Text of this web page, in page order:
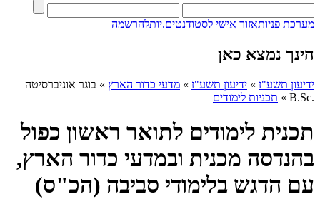
מערכת פניותאזור אישי לסטודנטים.יותלהרשמה
הינך נמצא כאן
ידיעון תשע"ז » ידיעון תשע"ז » מדעי כדור הארץ » בוגר אוניברסיטה
.B.Sc
» תכניות לימודים
תכנית לימודים לתואר ראשון כפול
בהנדסה מכנית ובמדעי כדור הארץ,
עם הדגש בלימודי סביבה (הכ"ס)